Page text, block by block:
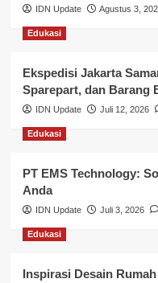
Lalu Lintas
Layanan Publik
Nasional
Pemerintahan
Pendidikan
Perbankan & Keuangan
Perpajakan & Keuangan
Profil Wilayah
IDN Update Agustus 3,
Edukasi
Ekspedisi Jakarta
Sparepart, dan Barang
IDN Update Juli 12, 2026
Edukasi
PT EMS Technology:
Anda
IDN Update Juli 3, 2026
Edukasi
Inspirasi Desain